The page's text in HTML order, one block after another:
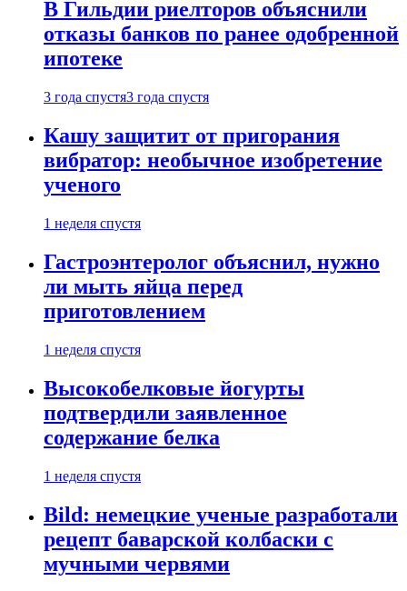
В Гильдии риелторов объяснили
отказы банков по ранее одобренной
ипотеке
3 года спустя3 года спустя
Кашу защитит от пригорания
вибратор: необычное изобретение
ученого
1 неделя спустя
Гастроэнтеролог объяснил, нужно
ли мыть яйца перед
приготовлением
1 неделя спустя
Высокобелковые йогурты
подтвердили заявленное
содержание белка
1 неделя спустя
Bild: немецкие ученые разработали
рецепт баварской колбаски с
мучными червями